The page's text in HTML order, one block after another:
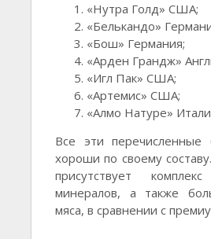
«Нутра Голд» США;
«Белькандо»
«Бош» Германия;
«Арден Грандж»
«Игл Пак» США;
«Артемис» США;
«Алмо Натуре»
Все эти
хороши по своему
присутствует
минералов, а также
мяса, в сравнении с